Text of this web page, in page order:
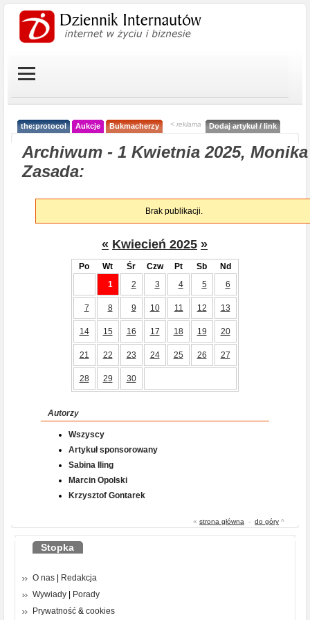
the:protocol Aukcje Bukmacherzy < reklama Dodaj artykuł / link
Archiwum - 1 Kwietnia 2025, Monika
Zasada:
Brak publikacji.
« Kwiecień 2025 »
Po Wt Śr Czw Pt Sb
Nd
1
2 3 4 5 6
7 8 9 10 11 12 13
14 15 16 17 18 19 20
21 22 23 24 25 26 27
28 29 30
Autorzy
Wszyscy
Artykuł sponsorowany
Sabina Iling
Marcin Opolski
Krzysztof Gontarek
« strona główna - do góry ^
Stopka
O nas
Redakcja
Wywiady
Porady
Prywatność & cookies